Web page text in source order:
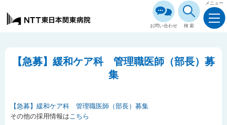
お問い合わせ 検索
メニュー
【急募】緩和ケア科 管理職医師（部長）募
集
【急募】緩和ケア科 管理職医師（部長）募集
その他の採用情報はこちら